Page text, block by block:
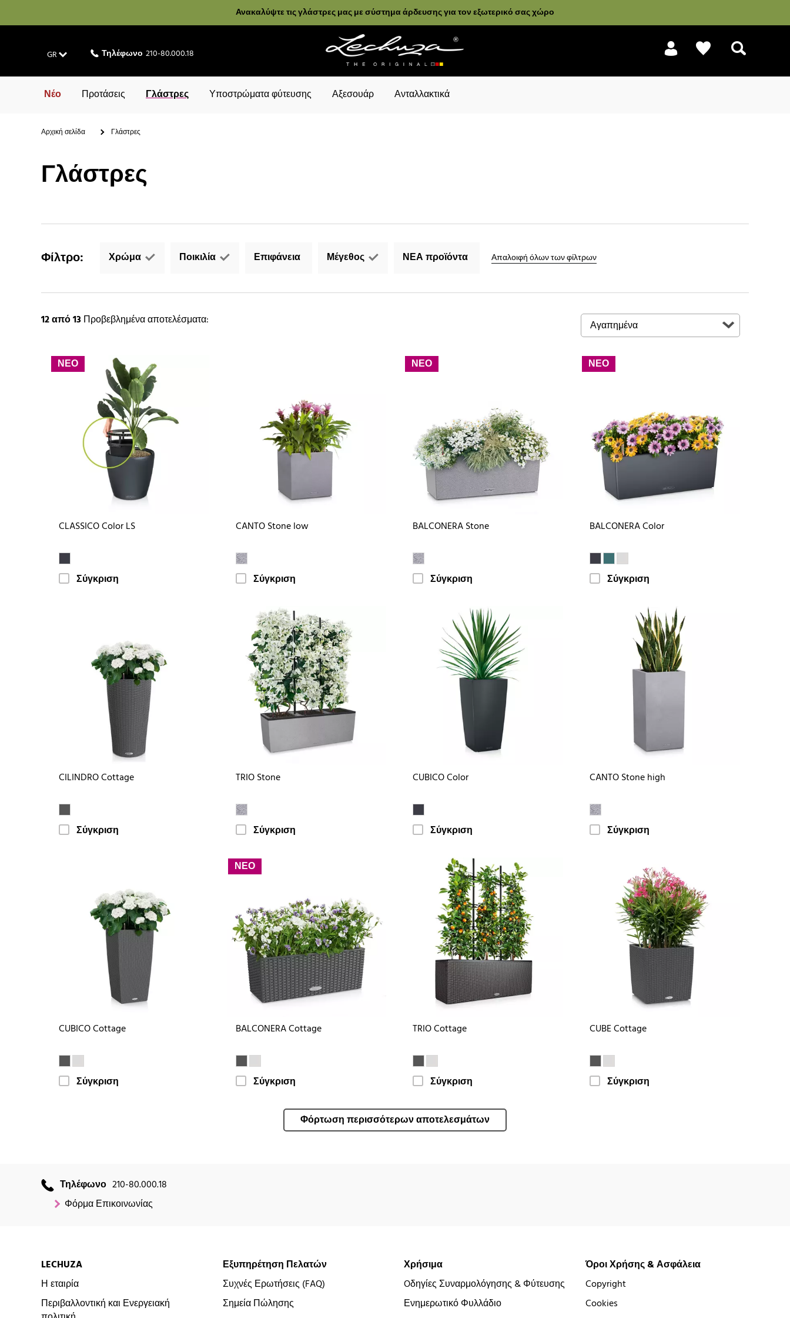
Ανακαλύψτε τις γλάστρες μας με σύστημα άρδευσης για τον εξωτερικό σας χώρο
GR Τηλέφωνο 210-80.000.18
Νέο Προτάσεις Γλάστρες Υποστρώματα φύτευσης Αξεσουάρ Ανταλλακτικά
Αρχική σελίδα Γλάστρες
Γλάστρες
Φίλτρο: Χρώμα Ποικιλία Επιφάνεια Μέγεθος ΝΕΑ προϊόντα Απαλοιφή όλων των φίλτρων
12από 13Προβεβλημένα αποτελέσματα:
ΝΕΟ
CLASSICO Color LS
Σύγκριση
CANTO Stone low
Σύγκριση
ΝΕΟ
BALCONERA Stone
Σύγκριση
ΝΕΟ
BALCONERA Color
Σύγκριση
CILINDRO Cottage
Σύγκριση
TRIO Stone
Σύγκριση
CUBICO Color
Σύγκριση
CANTO Stone high
Σύγκριση
CUBICO Cottage
Σύγκριση
ΝΕΟ
BALCONERA Cottage
Σύγκριση
TRIO Cottage
Σύγκριση
CUBE Cottage
Σύγκριση
Φόρτωση περισσότερων αποτελεσμάτων
Τηλέφωνο 210-80.000.18
Φόρμα Επικοινωνίας
LECHUZA
Η εταιρία
Περιβαλλοντική και Ενεργειακή
Εξυπηρέτηση Πελατών
Συχνές Ερωτήσεις (FAQ)
Σημεία Πώλησης
Χρήσιμα
Oδηγίες Συναρμολόγησης & Φύτευσης
Ενημερωτικό Φυλλάδιο
Όροι Χρήσης & Ασφάλεια
Copyright
Cookies